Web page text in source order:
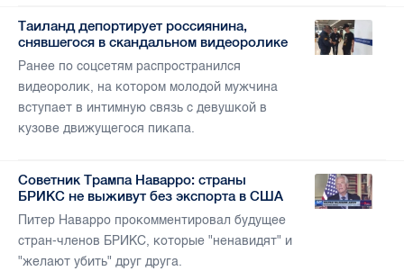
Таиланд депортирует россиянина,
снявшегося в скандальном видеоролике
Ранее по соцсетям распространился
видеоролик, на котором молодой мужчина
вступает в интимную связь с девушкой в
кузове движущегося пикапа.
Советник Трампа Наварро: страны
БРИКС не выживут без экспорта в США
Питер Наварро прокомментировал будущее
стран-членов БРИКС, которые "ненавидят" и
"желают убить" друг друга.